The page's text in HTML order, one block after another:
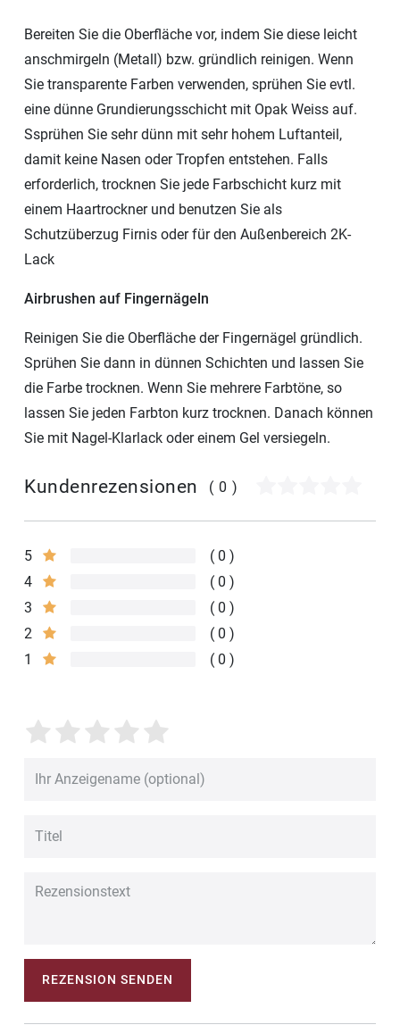
Bereiten Sie die Oberfläche vor, indem Sie diese leicht
anschmirgeln (Metall) bzw. gründlich reinigen. Wenn
Sie transparente Farben verwenden, sprühen Sie evtl.
eine dünne Grundierungsschicht mit Opak Weiss auf.
Ssprühen Sie sehr dünn mit sehr hohem Luftanteil,
damit keine Nasen oder Tropfen entstehen. Falls
erforderlich, trocknen Sie jede Farbschicht kurz mit
einem Haartrockner und benutzen Sie als
Schutzüberzug Firnis oder für den Außenbereich 2K-
Lack
Airbrushen auf Fingernägeln
Reinigen Sie die Oberfläche der Fingernägel gründlich.
Sprühen Sie dann in dünnen Schichten und lassen Sie
die Farbe trocknen. Wenn Sie mehrere Farbtöne, so
lassen Sie jeden Farbton kurz trocknen. Danach können
Sie mit Nagel-Klarlack oder einem Gel versiegeln.
Kundenrezensionen (0)
5
0
4
0
3
0
2
0
1
0
REZENSION SENDEN